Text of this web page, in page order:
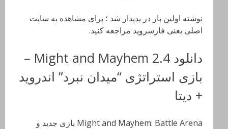
نوشته اولین بار در پدیدار شد ؛ برای مشاهده به سایت
اصلی یعنی فارسروید مراجعه کنید.
دانلود Might and Mayhem 2.4 –
بازی استراتژی “میدان نبرد” اندروید
+ دیتا
Might and Mayhem: Battle Arena بازی جدید و